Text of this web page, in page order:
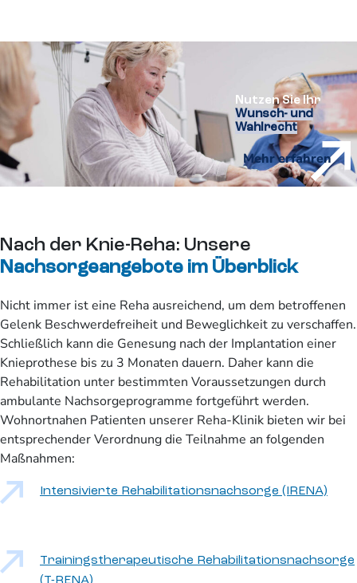
Nutzen Sie Ihr
Wunsch- und
Wahlrecht
Mehr erfahren
Nach der Knie-Reha: Unsere
Nachsorgeangebote im Überblick
Nicht immer ist eine Reha ausreichend, um dem betroffenen
Gelenk Beschwerdefreiheit und Beweglichkeit zu verschaffen.
Schließlich kann die Genesung nach der Implantation einer
Knieprothese bis zu 3 Monaten dauern. Daher kann die
Rehabilitation unter bestimmten Voraussetzungen durch
ambulante Nachsorgeprogramme fortgeführt werden.
Wohnortnahen Patienten unserer Reha-Klinik bieten wir bei
entsprechender Verordnung die Teilnahme an folgenden
Maßnahmen:
Intensivierte Rehabilitationsnachsorge (IRENA)
Trainingstherapeutische Rehabilitationsnachsorge